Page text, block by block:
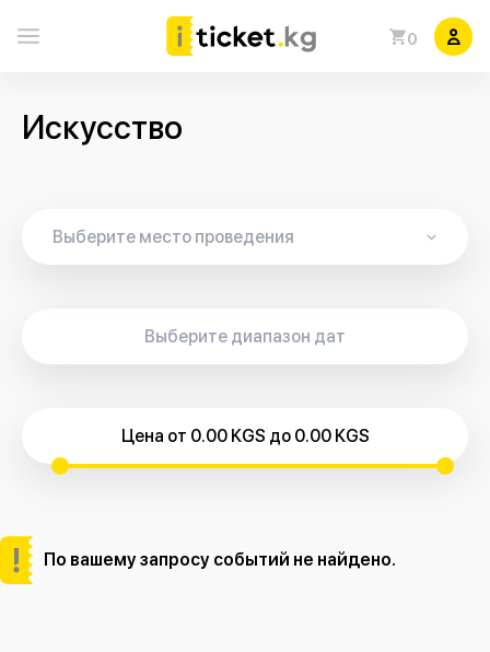
0
Искусство
Цена от 0.00 KGS до 0.00 KGS
По вашему запросу событий не найдено.